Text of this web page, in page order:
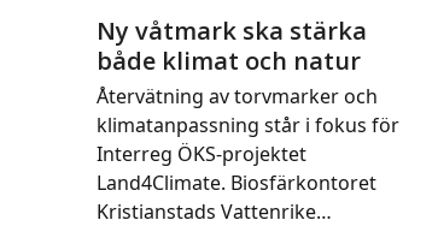
Ny våtmark ska stärka
både klimat och natur
Återvätning av torvmarker och
klimatanpassning står i fokus för
Interreg ÖKS-projektet
Land4Climate. Biosfärkontoret
Kristianstads Vattenrike…